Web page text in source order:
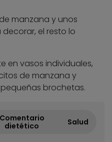
manzana y unos
el resto lo
en vasos individuales,
de manzana y
brochetas.
Comentario
dietético
Salud